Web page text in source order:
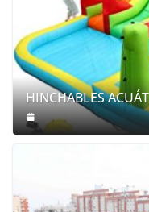
HINCHABLES